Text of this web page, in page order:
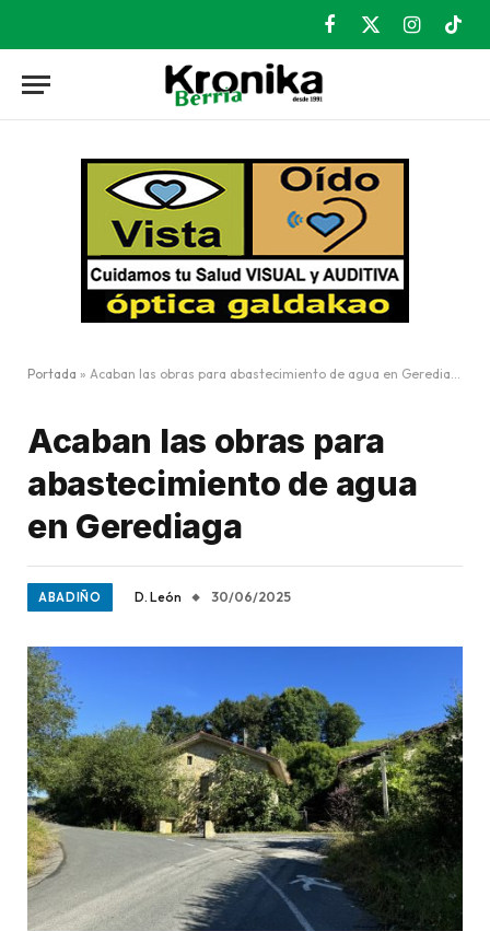
Facebook
X
Instagram
Portada » Acaban las obras para abastecimiento de agua en Gerediaga
Acaban las obras para
abastecimiento de agua
en Gerediaga
ABADIÑO D. León 30/06/2025